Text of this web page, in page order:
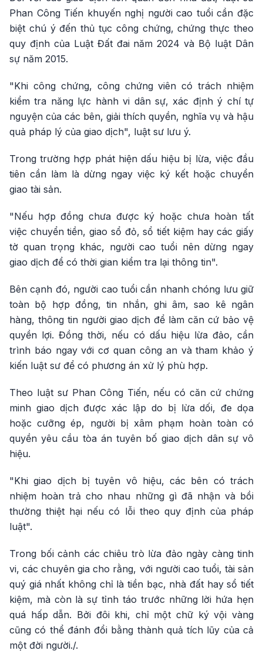
Phan Công Tiến khuyến nghị người cao tuổi cần đặc
biệt chú ý đến thủ tục công chứng, chứng thực theo
quy định của Luật Đất đai năm 2024 và Bộ luật Dân
sự năm 2015.
"Khi công chứng, công chứng viên có trách nhiệm
kiểm tra năng lực hành vi dân sự, xác định ý chí tự
nguyện của các bên, giải thích quyền, nghĩa vụ và hậu
quả pháp lý của giao dịch", luật sư lưu ý.
Trong trường hợp phát hiện dấu hiệu bị lừa, việc đầu
tiên cần làm là dừng ngay việc ký kết hoặc chuyển
giao tài sản.
"Nếu hợp đồng chưa được ký hoặc chưa hoàn tất
việc chuyển tiền, giao sổ đỏ, sổ tiết kiệm hay các giấy
tờ quan trọng khác, người cao tuổi nên dừng ngay
giao dịch để có thời gian kiểm tra lại thông tin".
Bên cạnh đó, người cao tuổi cần nhanh chóng lưu giữ
toàn bộ hợp đồng, tin nhắn, ghi âm, sao kê ngân
hàng, thông tin người giao dịch để làm căn cứ bảo vệ
quyền lợi. Đồng thời, nếu có dấu hiệu lừa đảo, cần
trình báo ngay với cơ quan công an và tham khảo ý
kiến luật sư để có phương án xử lý phù hợp.
Theo luật sư Phan Công Tiến, nếu có căn cứ chứng
minh giao dịch được xác lập do bị lừa dối, đe dọa
hoặc cưỡng ép, người bị xâm phạm hoàn toàn có
quyền yêu cầu tòa án tuyên bố giao dịch dân sự vô
hiệu.
"Khi giao dịch bị tuyên vô hiệu, các bên có trách
nhiệm hoàn trả cho nhau những gì đã nhận và bồi
thường thiệt hại nếu có lỗi theo quy định của pháp
luật".
Trong bối cảnh các chiêu trò lừa đảo ngày càng tinh
vi, các chuyên gia cho rằng, với người cao tuổi, tài sản
quý giá nhất không chỉ là tiền bạc, nhà đất hay sổ tiết
kiệm, mà còn là sự tỉnh táo trước những lời hứa hẹn
quá hấp dẫn. Bởi đôi khi, chỉ một chữ ký vội vàng
cũng có thể đánh đổi bằng thành quả tích lũy của cả
một đời người./.